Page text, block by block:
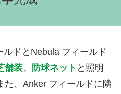
ドとNebula フィールド
舗装、 防球ネット と照明
た、Anker フィールドに隣